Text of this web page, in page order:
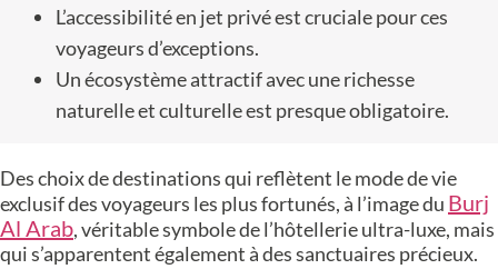
L’accessibilité en jet privé est cruciale pour ces
voyageurs d’exceptions.
Un écosystème attractif avec une richesse
naturelle et culturelle est presque obligatoire.
Des choix de destinations qui reflètent le mode de vie
exclusif des voyageurs les plus fortunés, à l’image du Burj
Al Arab, véritable symbole de l’hôtellerie ultra-luxe, mais
qui s’apparentent également à des sanctuaires précieux.